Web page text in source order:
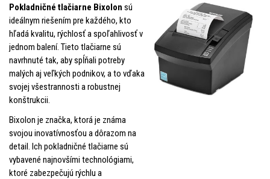
Pokladničné tlačiarne Bixolon sú
ideálnym riešením pre každého, kto
hľadá kvalitu, rýchlosť a spoľahlivosť v
jednom balení. Tieto tlačiarne sú
navrhnuté tak, aby spĺňali potreby
malých aj veľkých podnikov, a to vďaka
svojej všestrannosti a robustnej
konštrukcii.
Bixolon je značka, ktorá je známa
svojou inovatívnosťou a dôrazom na
detail. Ich pokladničné tlačiarne sú
vybavené najnovšími technológiami,
ktoré zabezpečujú rýchlu a